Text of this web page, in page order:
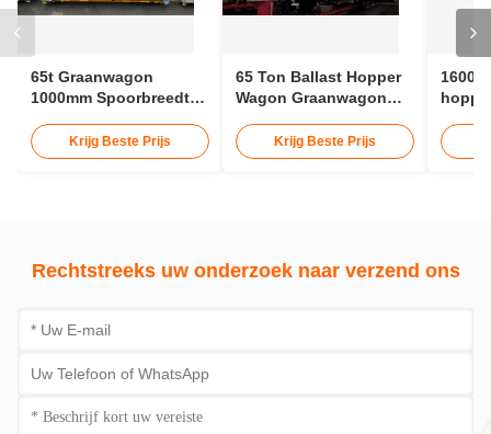
65t Graanwagon
1000mm Spoorbreedte
Krijg Beste Prijs
65 Ton Ballast Hopper
Wagon Graanwagon
Krijg Beste Prijs
1600
Rechtstreeks uw onderzoek naar verzend ons